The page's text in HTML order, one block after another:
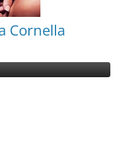
Cornella